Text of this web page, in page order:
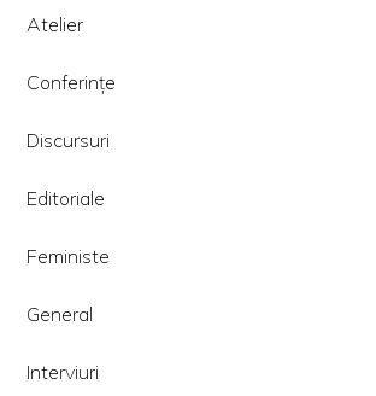
Atelier
Conferințe
Discursuri
Editoriale
Feministe
General
Interviuri